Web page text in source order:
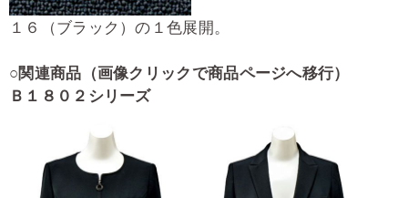
１６（ブラック）の１色展開。
○関連商品（画像クリックで商品ページへ移行）
Ｂ１８０２シリーズ